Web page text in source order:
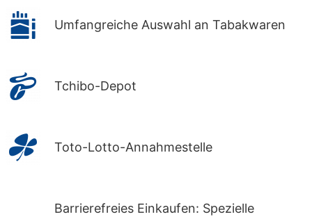
Umfangreiche Auswahl an Tabakwaren
Tchibo-Depot
Toto-Lotto-Annahmestelle
Barrierefreies Einkaufen: Spezielle